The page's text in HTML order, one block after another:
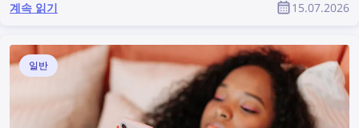
계속 읽기 15.07.2026
일반